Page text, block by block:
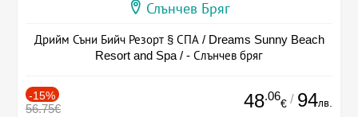
Слънчев Бряг
Дрийм Съни Бийч Резорт § СПА / Dreams Sunny Beach
Resort and Spa / - Слънчев бряг
-15%
56.75€ 48.06
€ / 94лв.